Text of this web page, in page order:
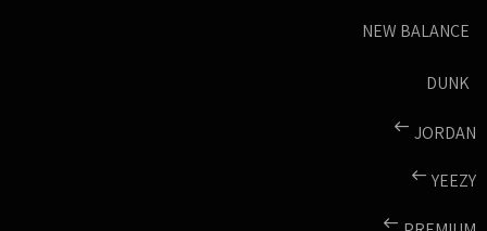
NEW BALANCE
DUNK
JORDAN
YEEZY